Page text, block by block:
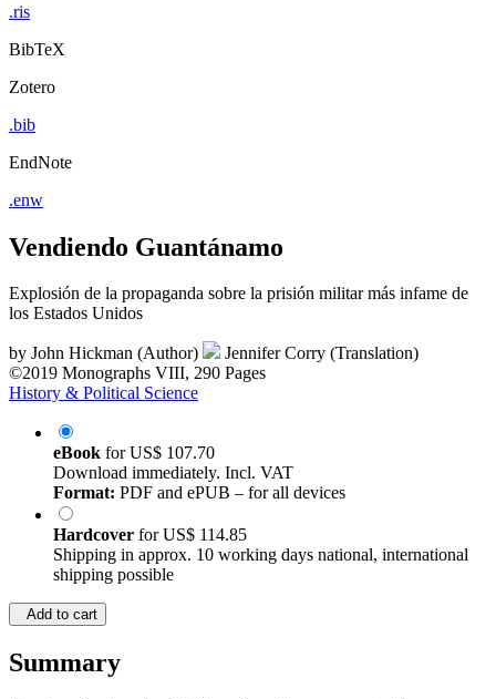
.ris
BibTeX
Zotero
.bib
EndNote
.enw
Vendiendo Guantánamo
Explosión de la propaganda sobre la prisión militar más infame de
los Estados Unidos
by John Hickman (Author)
Jennifer Corry (Translation)
©2019 Monographs VIII, 290 Pages
History & Political Science
eBook forUS$ 107.70
Download immediately. Incl. VAT
Format: PDF and ePUB – for all devices
Hardcover forUS$ 114.85
Shipping in approx. 10 working days national, international
shipping possible
Add to cart
Summary